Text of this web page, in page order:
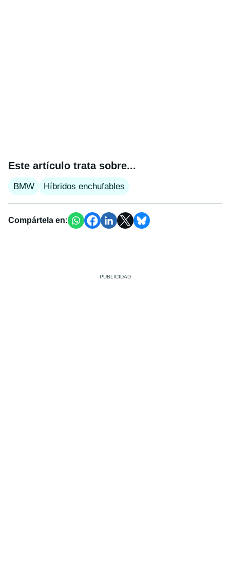
Este artículo trata sobre...
BMW Híbridos enchufables
Compártela en: